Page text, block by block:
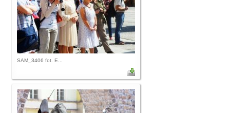
SAM_3406 fot. E...